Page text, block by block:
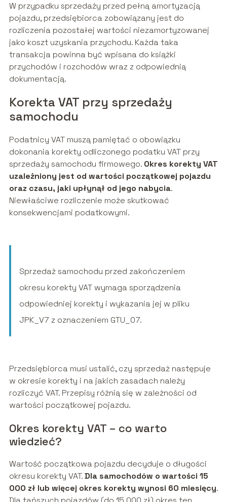
W przypadku sprzedaży przed pełną amortyzacją
pojazdu, przedsiębiorca zobowiązany jest do
rozliczenia pozostałej wartości niezamortyzowanej
jako koszt uzyskania przychodu. Każda taka
transakcja powinna być wpisana do książki
przychodów i rozchodów wraz z odpowiednią
dokumentacją.
Korekta VAT przy sprzedaży
samochodu
Podatnicy VAT muszą pamiętać o obowiązku
dokonania korekty odliczonego podatku VAT przy
sprzedaży samochodu firmowego. Okres korekty VAT
uzależniony jest od wartości początkowej pojazdu
oraz czasu, jaki upłynął od jego nabycia.
Niewłaściwe rozliczenie może skutkować
konsekwencjami podatkowymi.
Sprzedaż samochodu przed zakończeniem
okresu korekty VAT wymaga sporządzenia
odpowiedniej korekty i wykazania jej w pliku
JPK_V7 z oznaczeniem GTU_07.
Przedsiębiorca musi ustalić, czy sprzedaż następuje
w okresie korekty i na jakich zasadach należy
rozliczyć VAT. Przepisy różnią się w zależności od
wartości początkowej pojazdu.
Okres korekty VAT – co warto
wiedzieć?
Wartość początkowa pojazdu decyduje o długości
okresu korekty VAT.Dla samochodów o wartości 15
000 zł lub więcej okres korekty wynosi 60 miesięcy.